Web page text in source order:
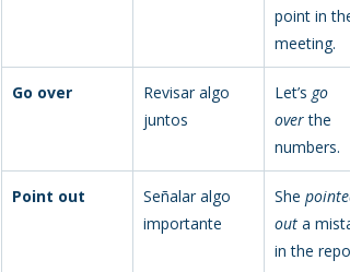
point in the
meeting.
Go over
Revisar algo
juntos
Let’s go
over the
numbers.
Point out
Señalar algo
importante
She
out a
in the